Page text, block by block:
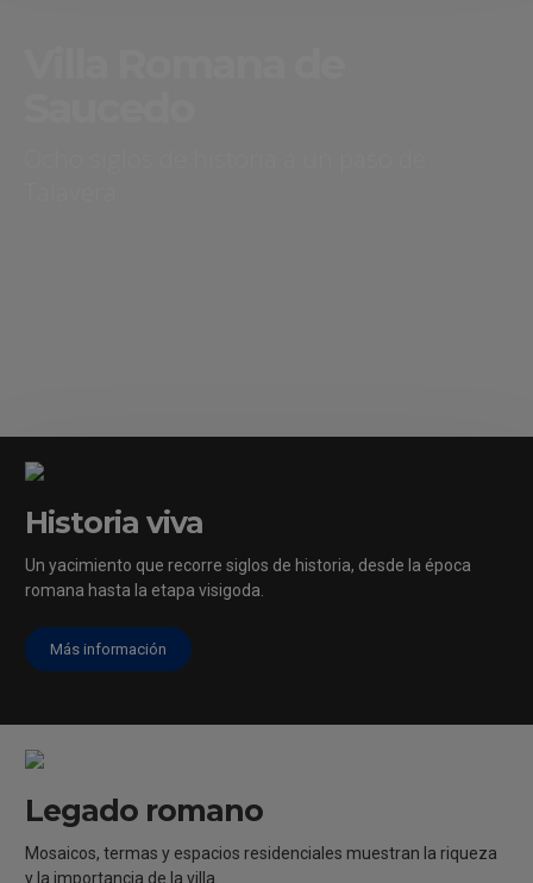
[/vc_column]
Historia viva
Un yacimiento que recorre siglos de historia, desde la época
romana hasta la etapa visigoda.
Más información
Legado romano
Mosaicos, termas y espacios residenciales muestran la riqueza
y la importancia de la villa.